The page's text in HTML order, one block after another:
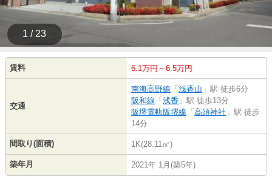
1 / 23
賃料 6.1万円～6.5万円
交通
南海高野線 「 浅香山 」駅 徒歩6分
阪和線 「 浅香 」駅 徒歩13分
阪堺電軌阪堺線 「 高須神社 」駅 徒歩
14分
間取り(面積) 1K(28.11㎡)
築年月 2021年 1月(築5年)